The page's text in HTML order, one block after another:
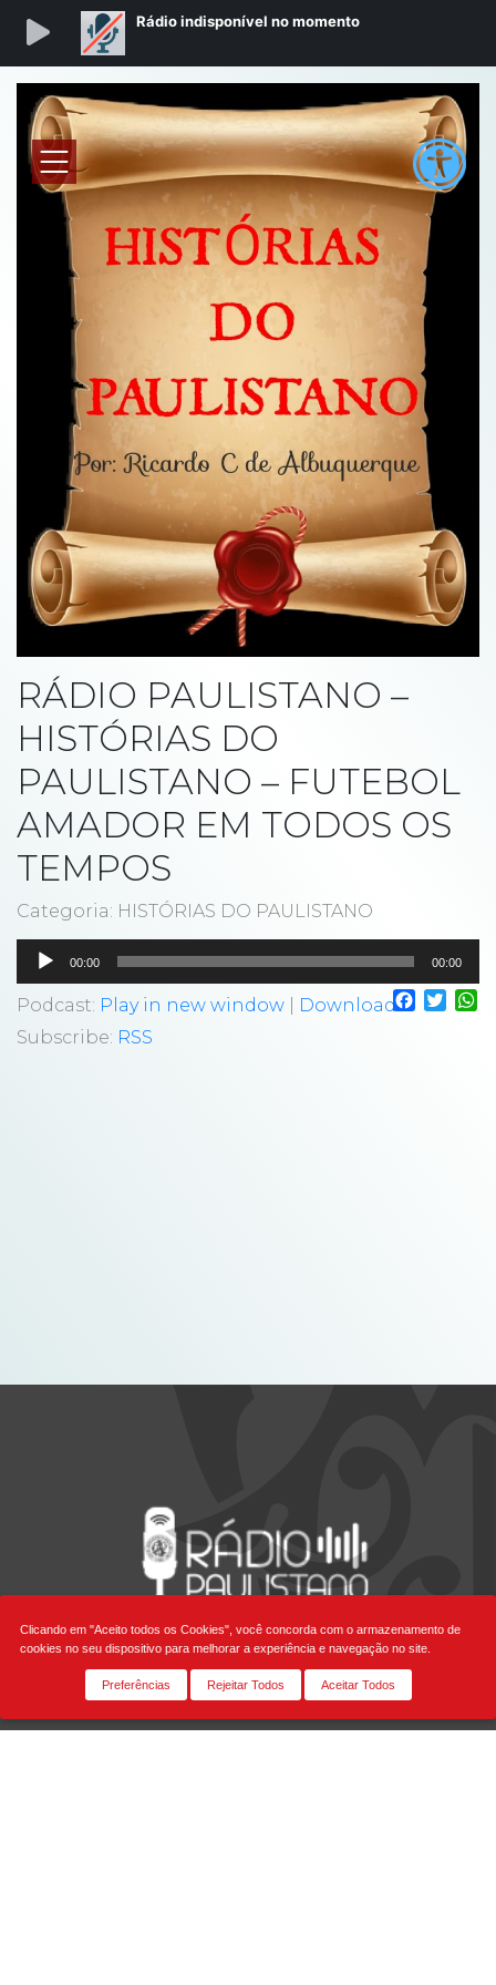
RÁDIO PAULISTANO –
HISTÓRIAS DO
PAULISTANO – FUTEBOL
AMADOR EM TODOS OS
TEMPOS
Categoria: HISTÓRIAS DO PAULISTANO
Tocador
áudio
00:00 00:00
Podcast: Play in new window
Download
Subscribe: RSS
Siga-nos
Clicando em "Aceito todos os Cookies", você concorda com o armazenamento de
cookies no seu dispositivo para melhorar a experiência e navegação no site.
Preferências Rejeitar Todos Aceitar Todos